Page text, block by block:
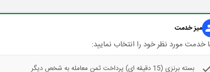
میز خدمت
خدمت مورد نظر خود را انتخاب نمایید:
بسته برنزی (15 دقیقه ای) پرداخت ثمن معامله به شخص دیگر